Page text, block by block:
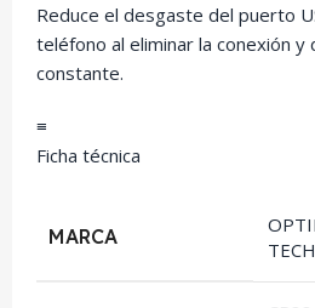
Reduce el desgaste del puerto
teléfono al eliminar la conexión y
constante.
≡
Ficha técnica
MARCA